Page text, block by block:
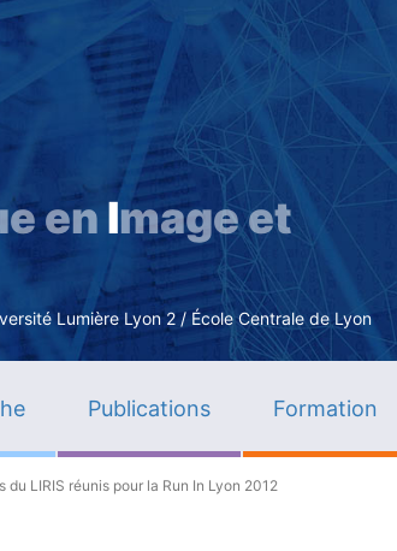
Aller
contenu
principal
en Image et
Lumière Lyon 2 / École Centrale de Lyon
Publications Formation
LIRIS réunis pour la Run In Lyon 2012